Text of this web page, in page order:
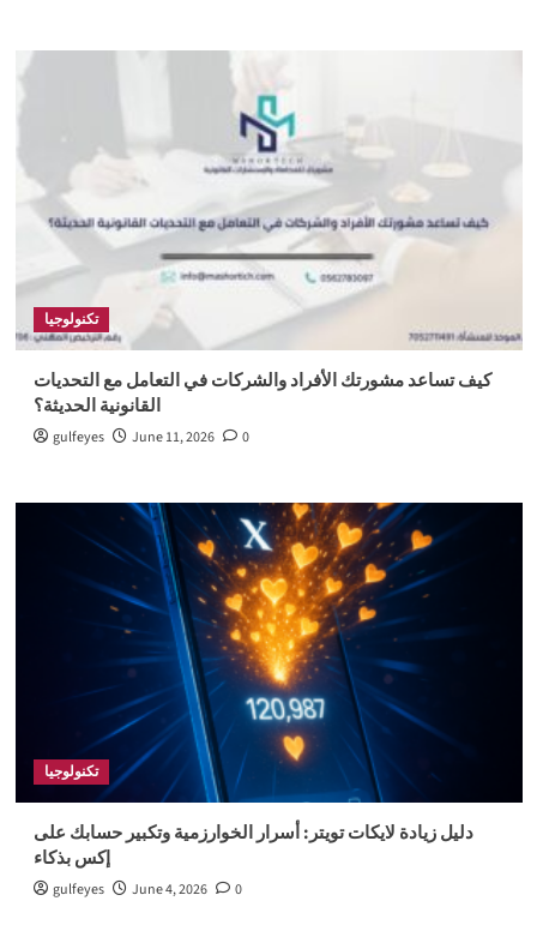
تكنولوجيا
كيف تساعد مشورتك الأفراد والشركات في التعامل مع التحديات
القانونية الحديثة؟
gulfeyes June 11, 2026 0
تكنولوجيا
دليل زيادة لايكات تويتر: أسرار الخوارزمية وتكبير حسابك على
إكس بذكاء
gulfeyes June 4, 2026 0